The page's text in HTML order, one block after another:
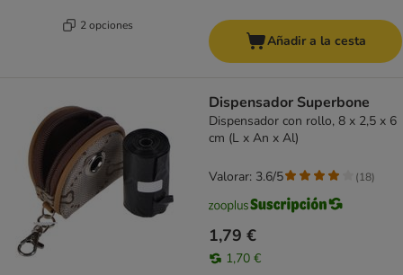
2 opciones
Añadir a la cesta
Dispensador Superbone
Dispensador con rollo, 8 x 2,5 x 6
cm (L x An x Al)
1,79 €
1,70 €
Valorar: 3.6/5 (18)